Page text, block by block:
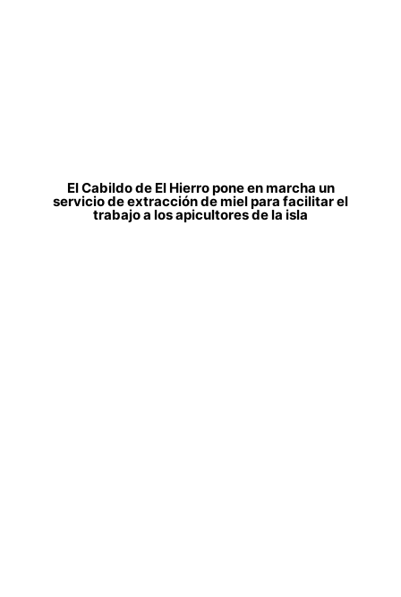
El Cabildo de El Hierro pone en marcha un
servicio de extracción de miel para facilitar el
trabajo a los apicultores de la isla